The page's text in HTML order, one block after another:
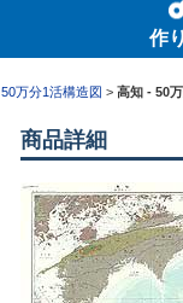
作
50万分1活構造図 > 高知 - 50
商品詳細